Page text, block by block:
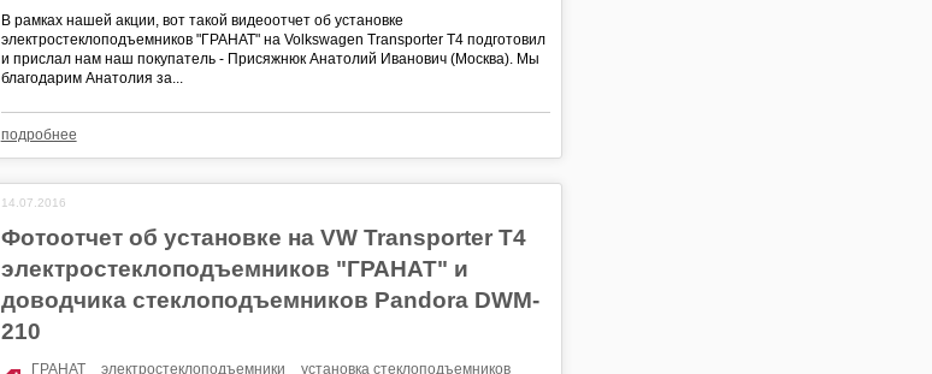
В рамках нашей акции, вот такой видеоотчет об установке
электростеклоподъемников "ГРАНАТ" на Volkswagen Transporter T4 подготовил
и прислал нам наш покупатель - Присяжнюк Анатолий Иванович (Москва). Мы
благодарим Анатолия за...
подробнее
14.07.2016
Фотоотчет об установке на VW Transporter T4
электростеклоподъемников "ГРАНАТ" и
доводчика стеклоподъемников Pandora DWM-
210
ГРАНАТ электростеклоподъемники
установка стеклоподъемников